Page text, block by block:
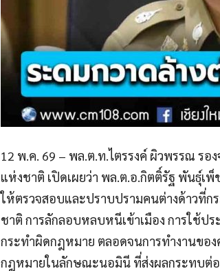
12 พ.ค. 69 – พล.ต.ท.ไตรรงค์ ผิวพรรณ รอ
แห่งชาติ เปิดเผยว่า พล.ต.อ.กิตติ์รัฐ พันธุ์เ
ให้ตรวจสอบและปราบปรามคนต่างด้าวที่
ชาติ การลักลอบหลบหนีเข้าเมือง การใช้ป
กระทำผิดกฎหมาย ตลอดจนการทำงานขอ
กฎหมายในลักษณะนอมินี ที่ส่งผลกระทบต่อ